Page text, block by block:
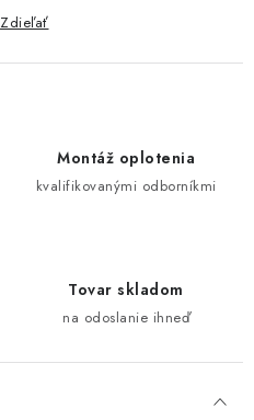
Zdieľať
Montáž oplotenia
kvalifikovanými odborníkmi
Tovar skladom
na odoslanie ihneď